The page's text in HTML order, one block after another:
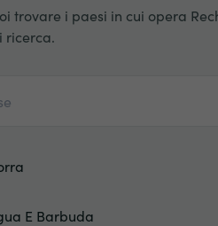
trovare i paesi in cui opera
ricerca.
E Barbuda